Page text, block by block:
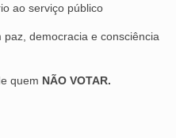
ao serviço público
democracia e consciência
quem NÃO VOTAR.